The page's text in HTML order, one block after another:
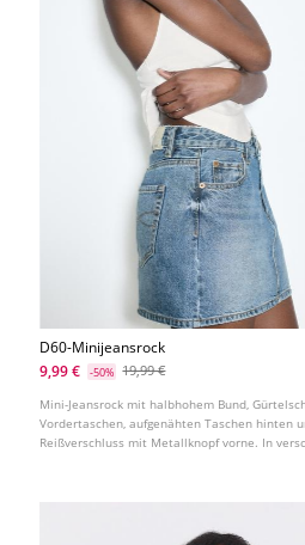
D60-Minijeansrock
9,99 €
-50% 19,99 €
Mini-Jeansrock mit halbhohem Bund,
Vordertaschen, aufgenähten Taschen hinten
Reißverschluss mit Metallknopf vorne. In